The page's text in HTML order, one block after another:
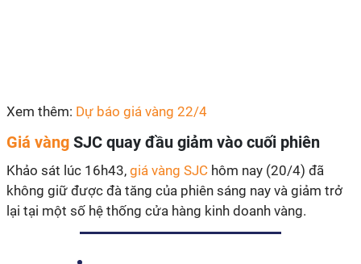
Xem thêm: Dự báo giá vàng 22/4
Giá vàng SJC quay đầu giảm vào cuối phiên
Khảo sát lúc 16h43, giá vàng SJC hôm nay (20/4) đã
không giữ được đà tăng của phiên sáng nay và giảm trở
lại tại một số hệ thống cửa hàng kinh doanh vàng.